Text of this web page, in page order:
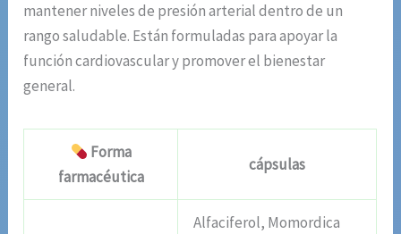
mantener niveles de presión arterial dentro de un
rango saludable. Están formuladas para apoyar la
función cardiovascular y promover el bienestar
general.
Forma
farmacéutica
cápsulas
Alfaciferol, Momordica